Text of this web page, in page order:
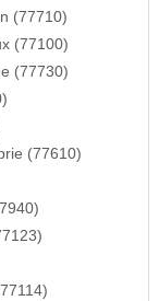
(77710)
(77100)
(77730)
(77610)